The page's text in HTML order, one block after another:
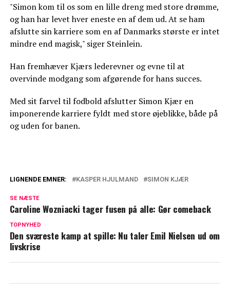
"Simon kom til os som en lille dreng med store drømme,
og han har levet hver eneste en af dem ud. At se ham
afslutte sin karriere som en af Danmarks største er intet
mindre end magisk," siger Steinlein.
Han fremhæver Kjærs lederevner og evne til at
overvinde modgang som afgørende for hans succes.
Med sit farvel til fodbold afslutter Simon Kjær en
imponerende karriere fyldt med store øjeblikke, både på
og uden for banen.
landstræner: Derfor gik det sådan for
Kasper Hjulmand
Kasper Hjulmand afslører særligt løfte:
efter jul
LIGNENDE EMNER: KASPER HJULMAND SIMON KJÆR
SE NÆSTE
Caroline Wozniacki tager fusen på alle: Gør comeback
TOPNYHED
Den sværeste kamp at spille: Nu taler Emil Nielsen ud om
livskrise